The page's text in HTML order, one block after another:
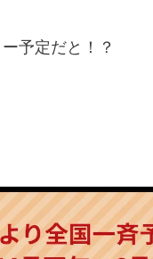
予定だと！？